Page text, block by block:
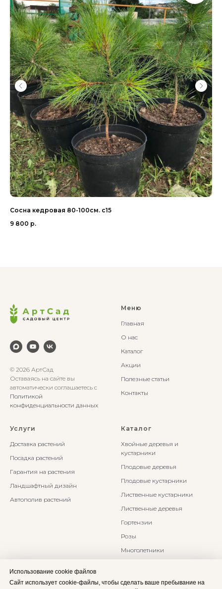
Сосна кедровая 80-100см. с15
9 800 р.
© 2026 АртСад
Оставаясь на сайте вы
автоматически соглашаетесь с
Политикой
конфиденциальности данных
Меню
Главная
О нас
Каталог
Акции
Полезные статьи
Контакты
Услуги
Доставка растений
Посадка растений
Гарантия на растения
Ландшафтный дизайн
Автополив растений
Каталог
Хвойные деревья и
кустарники
Плодовые деревья
Плодовые кустарники
Лиственные кустарники
Лиственные деревья
Гортензии
Розы
Многолетники
Использование cookie файлов
Сайт использует cookie-файлы, чтобы сделать ваше пребывание на